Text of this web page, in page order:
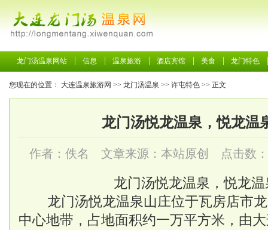
龙门汤温泉网站 信息 温泉旅游 酒店宾馆 美食 龙门特色
您现在的位置： 大连温泉旅游网 >> 龙门汤温泉 >> 许屯特色 >> 正文
龙门汤悦龙温泉，悦龙温
作者：佚名 文章来源：本站原创 点击数：
龙门汤悦龙温泉，悦龙
龙门汤悦龙温泉山庄位于瓦房店市
中心地带，占地面积约一万平方米，由